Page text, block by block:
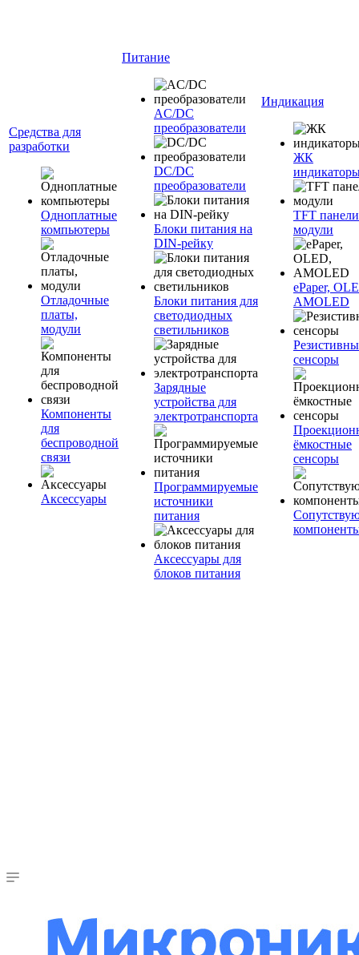
Средства для
разработки
Одноплатные
компьютеры
Отладочные
платы,
модули
Компоненты
для
беспроводной
связи
Аксессуары
Питание
AC/DC
преобразователи
DC/DC
преобразователи
Блоки питания на
DIN-рейку
Блоки питания для
светодиодных
светильников
Зарядные
устройства для
электротранспорта
Программируемые
источники
питания
Аксессуары для
блоков питания
Индикация
ЖК
TFT
модули
ePaper,
AMOLED
сенсоры
ёмкостные
сенсоры